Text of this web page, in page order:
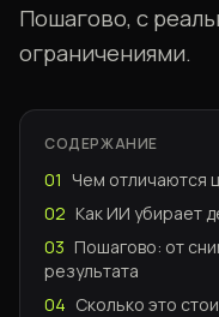
Пошагово, с
ограничениями.
СОДЕРЖАНИЕ
01 Чем отличаются
02 Как ИИ убирает
03 Пошагово: от
результата
04 Сколько это